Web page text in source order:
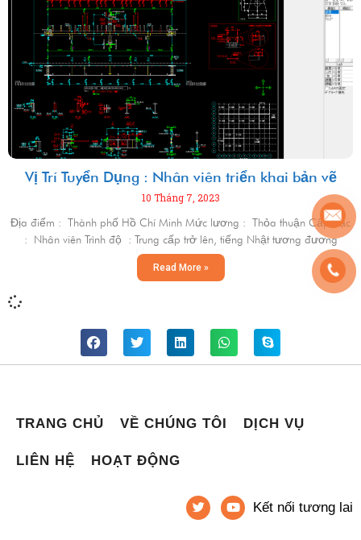
Vị Trí Tuyển Dụng : Nhân viên triển khai bản vẽ
10 Tháng 7, 2023
Địa điểm : Thành phố Hồ Chí Minh Mức lương : Thỏa thuận Cấp bậc
: Nhân viên Trình độ : Trung cấp trở lên, tiếng Nhật tương đương
Read More »
TRANG CHỦ VỀ CHÚNG TÔI DỊCH VỤ
LIÊN HỆ HOẠT ĐỘNG
Kết nối tương lai